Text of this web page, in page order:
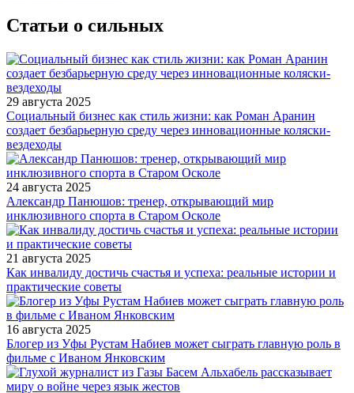
Статьи о сильных
29 августа 2025
Социальный бизнес как стиль жизни: как Роман Аранин
создает безбарьерную среду через инновационные коляски-
вездеходы
24 августа 2025
Александр Панюшов: тренер, открывающий мир
инклюзивного спорта в Старом Осколе
21 августа 2025
Как инвалиду достичь счастья и успеха: реальные истории и
практические советы
16 августа 2025
Блогер из Уфы Рустам Набиев может сыграть главную роль в
фильме с Иваном Янковским